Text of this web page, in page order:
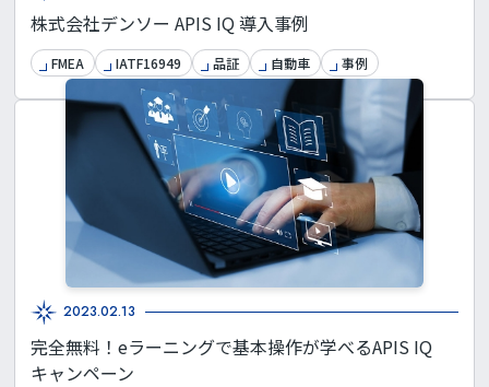
株式会社デンソー APIS IQ 導入事例
FMEA IATF16949 品証 自動車 事例
2023.02.13
完全無料！eラーニングで基本操作が学べるAPIS IQ
キャンペーン